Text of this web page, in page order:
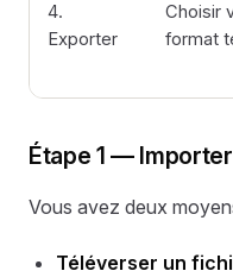
4.
Exporter
Choisir
format
Étape 1 —
Vous avez deux
Téléverser un